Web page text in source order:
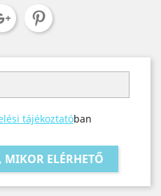
tájékoztatóban
MIKOR ELÉRHETŐ